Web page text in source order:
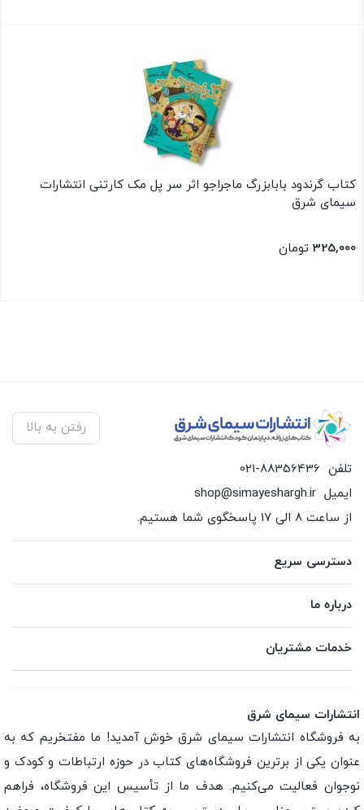
کتاب گرندود بابابزرگ ماجراجو اثر سر پل مک کارتنی انتشارات
سیمای شرق
325,000 تومان
رفتن به بالا
تلفن 021-88356436
ایمیل shop@simayeshargh.ir
از ساعت 8 الی 17 پاسخگوی شما هستیم.
دسترسی سریع
درباره ما
خدمات مشتریان
انتشارات سیمای شرق
به فروشگاه انتشارات سیمای شرق خوش آمدید! ما مفتخریم که به
عنوان یکی از برترین فروشگاه‌های کتاب در حوزه ارتباطات و کودک و
نوجوان فعالیت می‌کنیم. هدف ما از تأسیس این فروشگاه، فراهم